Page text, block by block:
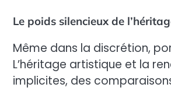
Le poids silencieux de
Même dans la discrétion,
L’héritage artistique et la
implicites, des